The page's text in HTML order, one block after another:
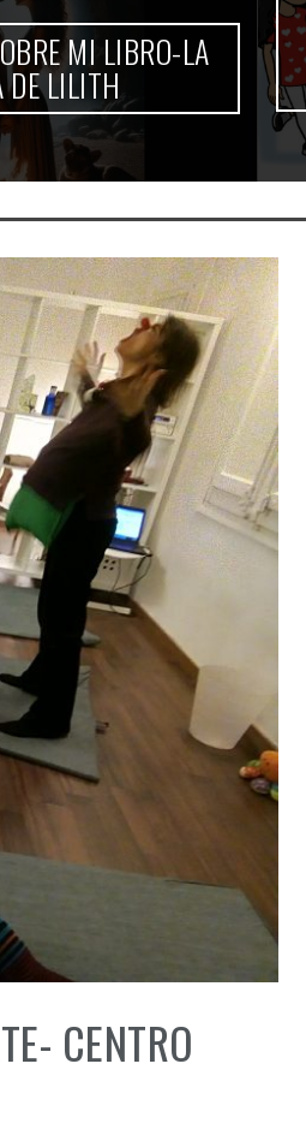
MI LIBRO-LA
DE LILITH
CENTRO
FORMACION
PRINCIPIARTE (CLOWN,
DANZA, IMPROVISACIÓN)
CURSO 25-26 (BILBAO)